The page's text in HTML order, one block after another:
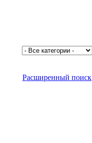
Расширенный поиск